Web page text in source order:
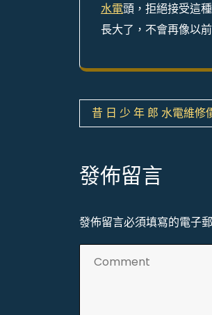
水電頭，拒絕接受這
長大了，不會再像以
文
章
導
覽
昔 日 少 年 郎 水電維修
發佈留言
發佈留言必須填寫的電子